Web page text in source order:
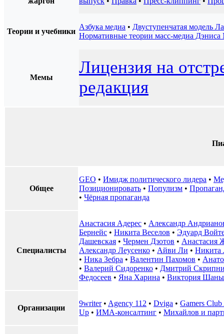
Теории и учебники
Азбука медиа • Двуступенчатая модель
Нормативные теории масс-медиа Дэниса
Мемы
Лицензия на
редакция
Общее
GEO • Имидж политического лидера •
Позиционировать • Популизм •
• Чёрная пропаганда
Специалисты
Анастасия Адерес • Александр
Бернейс • Никита Веселов • Эдуард
Дашевская • Чермен Дзотов • Анастасия
Александр Леусенко • Айви Ли • Никита
• Ника Зебра • Валентин Пахомов •
• Валерий Сидоренко • Дмитрий
Федосеев • Яна Харина • Виктория
Организации
9writer• Agency 112 • Dviga • Gamers
Up • ИМА-консалтинг • Михайлов и